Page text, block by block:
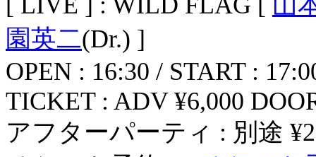
園英二(Dr.) ]
OPEN : 16:30 / START :
TICKET : ADV ¥6,000
アフターパーティ : 別途